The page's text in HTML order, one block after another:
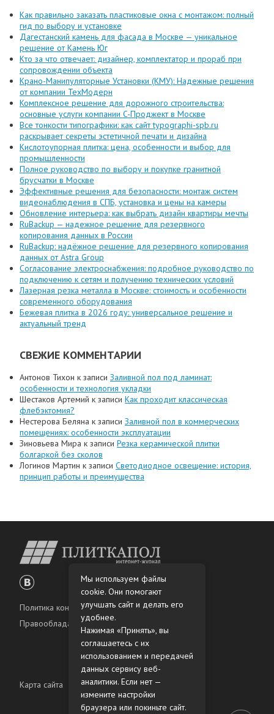
Как правильно заказать пластиковые окна с монтажом: полный
гид по выбору и установке
Дагестанский камень для фасада в Москве — уникальное
решение от Камень Юг
Кто за что отвечает: дизайнер, комплектатор и прораб при
сопровождении объекта
Крано-Манипуляторные Установки (КМУ): Надежные решения
от компании ТехМодерн
Комплексное решение для дорожного строительства:
основные услуги компании C-Проджект в Москве
Все тонкости типографики: как сайт typographi-spb.ru
раскрывает секреты эстетичной печати и дизайна
Кислотоупорная плитка: цена, особенности и выбор для
промышленности
Полное руководство по выбору и покупке гранитной
брусчатки в Москве
Эффективные решения для безопасности: монтаж систем
видеонаблюдения в СПБ, установка и цены на камеры
Обновление интерьера: как выбрать дизайн квартиры мечты
RuBackup — надежное решение для резервного
копирования данных в России
RuBackup: надёжное решение для резервного копирования
данных от Astra Group
Согласование электроснабжения: подробное руководство по
подключению к сетям и получению технических условий
Лазерная резка металла в Москве: стоимость и особенности
современного оборудования
Бежевая плитка в 2026 году: универсальное решение и
актуальный тренд
СВЕЖИЕ КОММЕНТАРИИ
Антонов Тихон к записи Заливной пол под ламинат:
особенности и технология укладки
Шестаков Артемий к записи Как проходит классическая
флебэктомия?
Нестерова Беляна к записи Заливной пол в коммерческих
помещениях: особенности эксплуатации
Зиновьева Мира к записи Резка керамической плитки
болгаркой без сколов
Логинов Мартин к записи Светодиодное освещение: история,
принцип работы и преимущества
Политика конфиденциальности
Правообладателям
Карта сайта
Мы используем файлы
cookie. Они помогают
улучшать сайт и делать его
удобнее.
Нажимая «Принять», вы
соглашаетесь с их
использованием и передачей
данных сервису веб-
аналитики. Если нет —
измените настройки
браузера или покиньте сайт.